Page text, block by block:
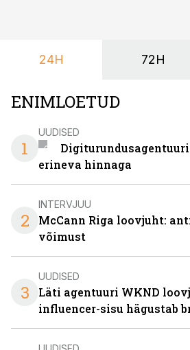
24H 72H
ENIMLOETUD
1
UUDISED
erineva hinnaga
2
INTERVJUU
McCann Riga loovjuht:
võimust
3
UUDISED
Läti agentuuri WKND
influencer-sisu hägustab